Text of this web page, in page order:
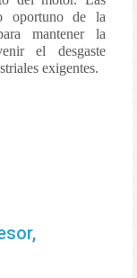
oportuno de la
mantener la
el desgaste
exigentes.